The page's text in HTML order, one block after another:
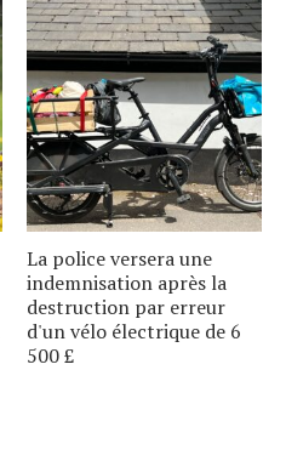
La police versera une
indemnisation après la
destruction par erreur
d'un vélo électrique de 6
500 £